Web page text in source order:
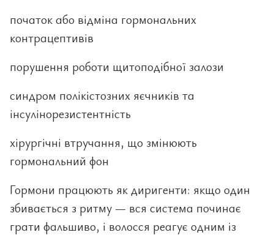
початок або відміна гормональних
контрацептивів
порушення роботи щитоподібної залози
синдром полікістозних яєчників та
інсулінорезистентність
хірургічні втручання, що змінюють
гормональний фон
Гормони працюють як диригенти: якщо один
збивається з ритму — вся система починає
грати фальшиво, і волосся реагує одним із